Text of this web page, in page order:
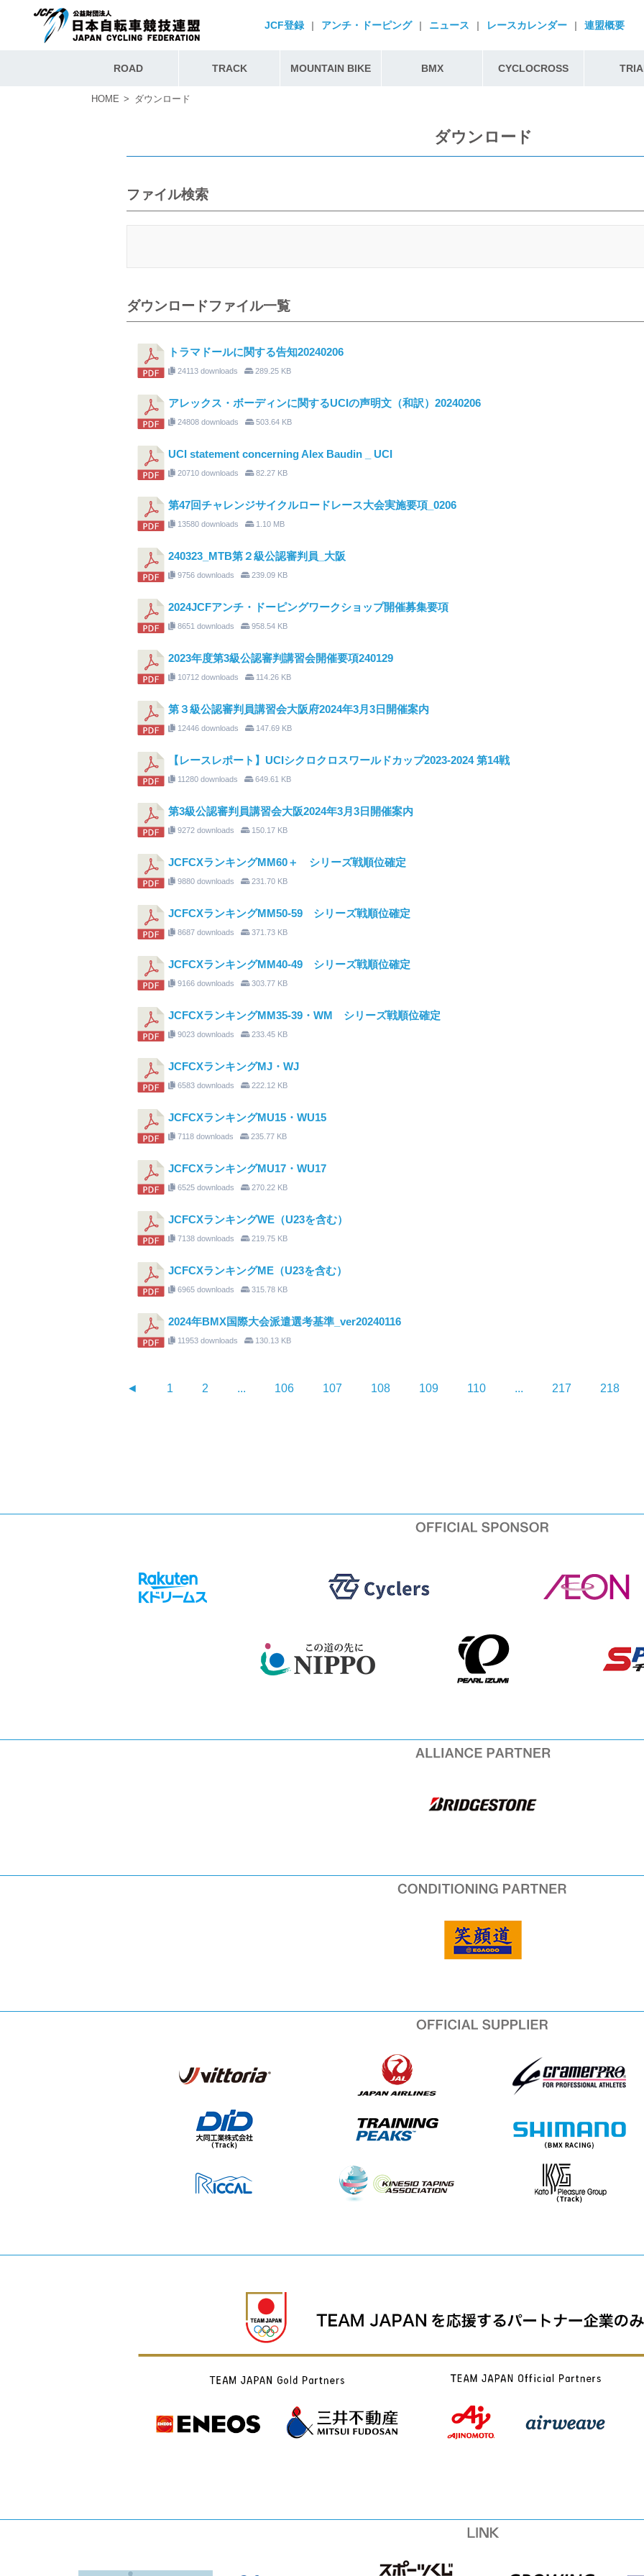
JCF登録 | アンチ・ドーピング | ニュース | レースカレンダー | 連盟概要
ROAD TRACK MOUNTAIN BIKE BMX CYCLOCROSS
HOME ダウンロード
ダウンロード
ファイル検索
ダウンロードファイル一覧
トラマドールに関する告知20240206
24113 downloads 289.25 KB
アレックス・ボーディンに関するUCIの声明文（和訳）20240206
24808 downloads 503.64 KB
UCI statement concerning Alex Baudin _ UCI
20710 downloads 82.27 KB
第47回チャレンジサイクルロードレース大会実施要項_0206
13580 downloads 1.10 MB
240323_MTB第２級公認審判員_大阪
9756 downloads 239.09 KB
2024JCFアンチ・ドーピングワークショップ開催募集要項
8651 downloads 958.54 KB
2023年度第3級公認審判講習会開催要項240129
10712 downloads 114.26 KB
第３級公認審判員講習会大阪府2024年3月3日開催案内
12446 downloads 147.69 KB
【レースレポート】UCIシクロクロスワールドカップ2023-2024 第14戦
11280 downloads 649.61 KB
第3級公認審判員講習会大阪2024年3月3日開催案内
9272 downloads 150.17 KB
JCFCXランキングMM60＋ シリーズ戦順位確定
9880 downloads 231.70 KB
JCFCXランキングMM50-59 シリーズ戦順位確定
8687 downloads 371.73 KB
JCFCXランキングMM40-49 シリーズ戦順位確定
9166 downloads 303.77 KB
JCFCXランキングMM35-39・WM シリーズ戦順位確定
9023 downloads 233.45 KB
JCFCXランキングMJ・WJ
6583 downloads 222.12 KB
JCFCXランキングMU15・WU15
7118 downloads 235.77 KB
JCFCXランキングMU17・WU17
6525 downloads 270.22 KB
JCFCXランキングWE（U23を含む）
7138 downloads 219.75 KB
JCFCXランキングME（U23を含む）
6965 downloads 315.78 KB
2024年BMX国際大会派遣選考基準_ver20240116
11953 downloads 130.13 KB
◄ 1 2 ... 106 107 108 109 110 ... 217 218